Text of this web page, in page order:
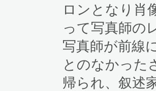
ロンとなり肖
って写真師の
写真師が前線
とのなかった
帰られ、叙述